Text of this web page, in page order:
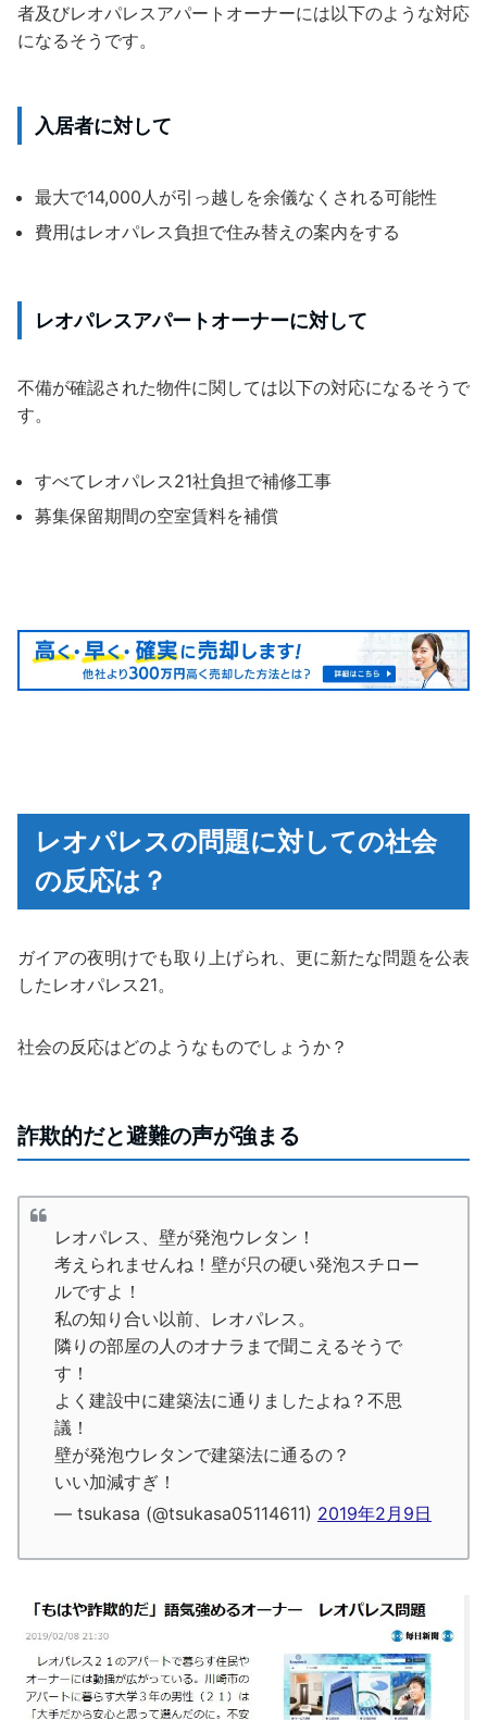
者及びレオパレスアパートオーナーには以下のような対応
になるそうです。
入居者に対して
最大で14,000人が引っ越しを余儀なくされる可能性
費用はレオパレス負担で住み替えの案内をする
レオパレスアパートオーナーに対して
不備が確認された物件に関しては以下の対応になるそうで
す。
すべてレオパレス21社負担で補修工事
募集保留期間の空室賃料を補償
レオパレスの問題に対しての社会
の反応は？
ガイアの夜明けでも取り上げられ、更に新たな問題を公表
したレオパレス21。
社会の反応はどのようなものでしょうか？
詐欺的だと避難の声が強まる
レオパレス、壁が発泡ウレタン！
考えられませんね！壁が只の硬い発泡スチロー
ルですよ！
私の知り合い以前、レオパレス。
隣りの部屋の人のオナラまで聞こえるそうで
す！
よく建設中に建築法に通りましたよね？不思
議！
壁が発泡ウレタンで建築法に通るの？
いい加減すぎ！
— tsukasa (@tsukasa05114611) 2019年2月9日